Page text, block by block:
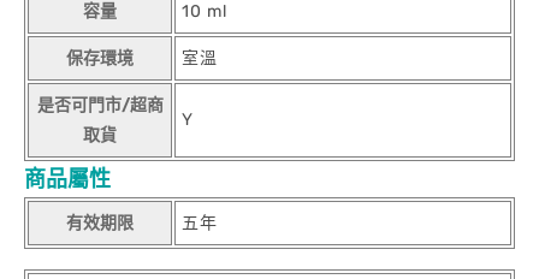
容量 10 ml
保存環境 室溫
是否可門市/超商
取貨
Y
商品屬性
有效期限 五年